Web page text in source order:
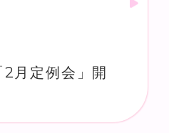
月定例会」開